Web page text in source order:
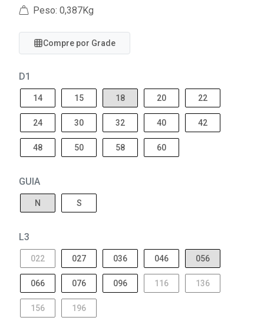
Peso: 0,387Kg
Compre por Grade
D1
14 15 18 20 22
24 30 32 40 42
48 50 58 60
GUIA
N S
L3
022 027 036 046 056
066 076 096 116 136
156 196